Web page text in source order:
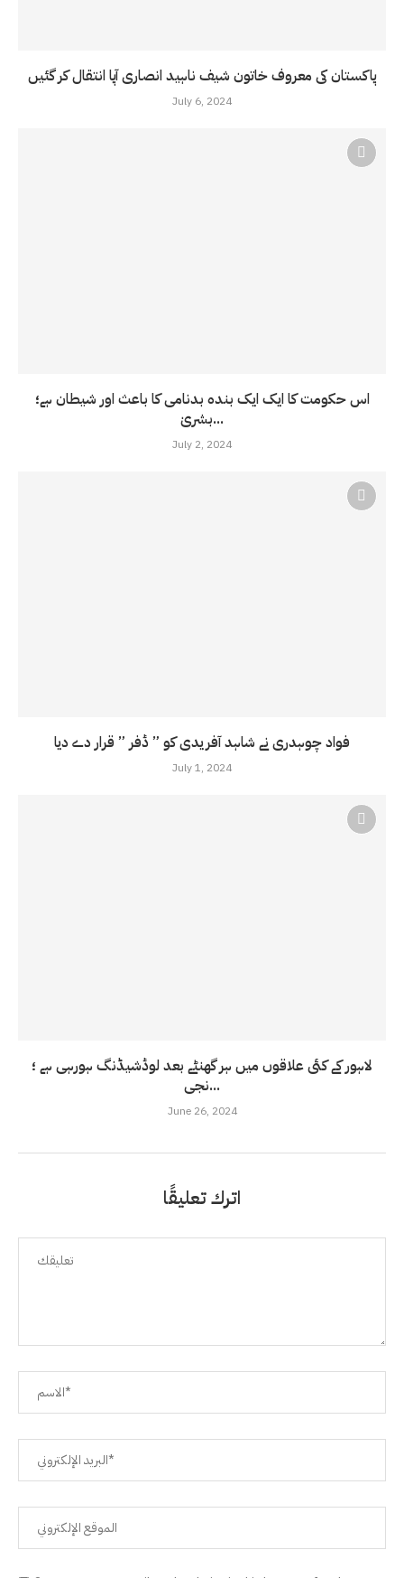
پاکستان کی معروف خاتون شیف ناہید انصاری آپا انتقال کر گئیں
July 6, 2024
اس حکومت کا ایک ایک بندہ بدنامی کا باعث اور شیطان ہے؛
بشریٰ...
July 2, 2024
فواد چوہدری نے شاہد آفریدی کو ” ڈفر ” قرار دے دیا
July 1, 2024
لاہور کے کئی علاقوں میں ہر گھنٹے بعد لوڈشیڈنگ ہورہی ہے ؛
نجی...
June 26, 2024
اترك تعليقًا